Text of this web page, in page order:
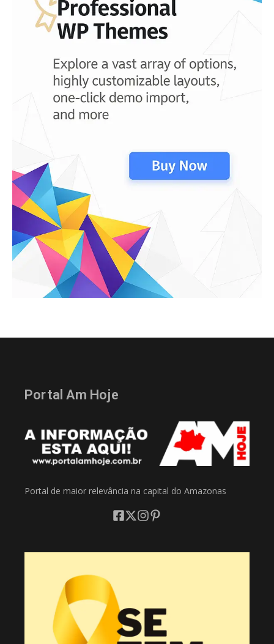
Portal Am Hoje
Portal de maior relevância na capital do Amazonas